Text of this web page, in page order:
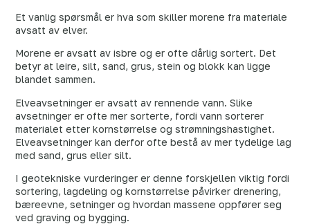
Et vanlig spørsmål er hva som skiller morene fra materiale
avsatt av elver.
Morene er avsatt av isbre og er ofte dårlig sortert. Det
betyr at leire, silt, sand, grus, stein og blokk kan ligge
blandet sammen.
Elveavsetninger er avsatt av rennende vann. Slike
avsetninger er ofte mer sorterte, fordi vann sorterer
materialet etter kornstørrelse og strømningshastighet.
Elveavsetninger kan derfor ofte bestå av mer tydelige lag
med sand, grus eller silt.
I geotekniske vurderinger er denne forskjellen viktig fordi
sortering, lagdeling og kornstørrelse påvirker drenering,
bæreevne, setninger og hvordan massene oppfører seg
ved graving og bygging.